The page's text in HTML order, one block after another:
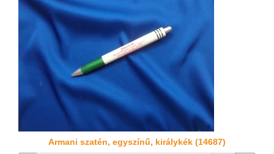
Armani szatén, egyszínű, királykék (14687)